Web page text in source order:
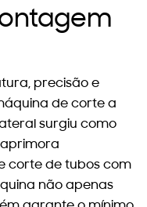
precisão e
de corte a
surgiu como
corte de tubos com
não apenas